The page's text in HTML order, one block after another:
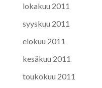
lokakuu 2011
syyskuu 2011
elokuu 2011
kesäkuu 2011
toukokuu 2011